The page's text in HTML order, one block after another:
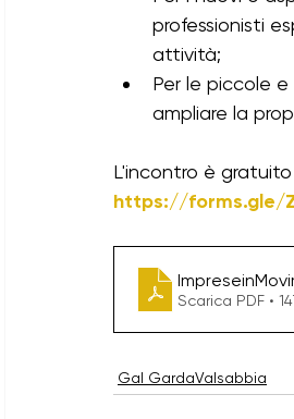
Bandi psl 23-27 aperti
professionisti
attività;
Per le piccole
ampliare la
L'incontro è
https://forms.gle/
Scarica PDF •
Gal GardaValsabbia